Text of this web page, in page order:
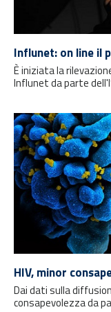
Influnet: on line il
È iniziata la
Influnet da parte
HIV, minor
Dai dati sulla
consapevolezza da